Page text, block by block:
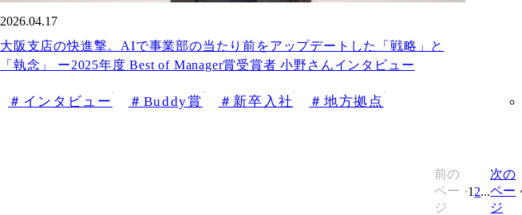
大阪支店の快進撃。AIで事業部の当たり前をアップデートした「戦略」と
「執念」 ー2025年度 Best of Manager賞受賞者 小野さんインタビュー
2026.04.17
インタビュー Buddy賞 新卒入社 地方拠点
前の
ペー
ジ
1 2...
次の
ペー
ジ